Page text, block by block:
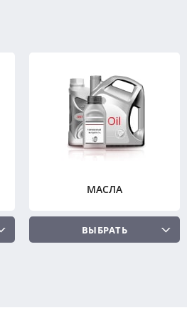
МАСЛА
ВЫБРАТЬ